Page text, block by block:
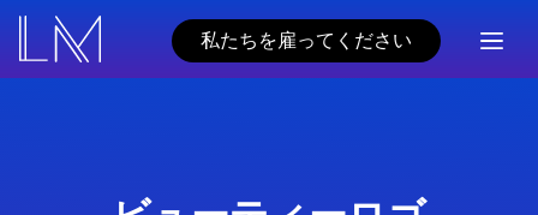
私たちを雇ってください